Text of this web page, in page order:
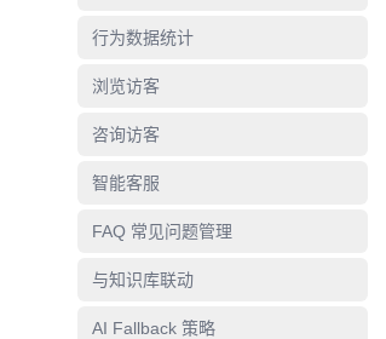
行为数据统计
浏览访客
咨询访客
智能客服
FAQ 常见问题管理
与知识库联动
AI Fallback 策略